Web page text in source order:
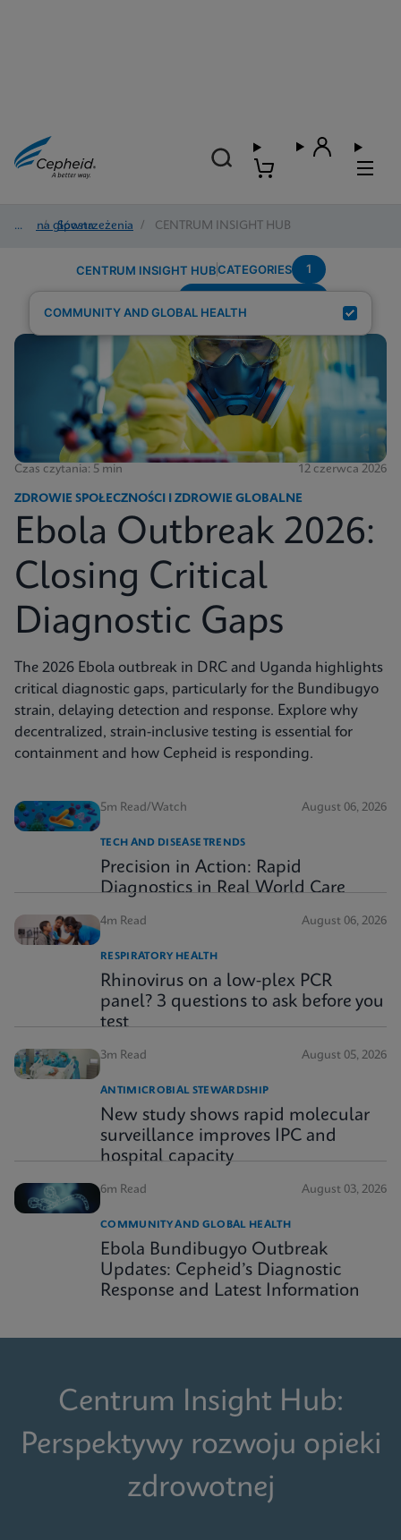
Strona główna
/ Spostrzeżenia / CENTRUM INSIGHT HUB
CENTRUM INSIGHT HUBCATEGORIES 1
COMMUNITY AND GLOBAL HEALTH
Czas czytania: 5 min 12 czerwca 2026
ZDROWIE SPOŁECZNOŚCI I ZDROWIE GLOBALNE
Ebola Outbreak 2026:
Closing Critical
Diagnostic Gaps
The 2026 Ebola outbreak in DRC and Uganda highlights
critical diagnostic gaps, particularly for the Bundibugyo
strain, delaying detection and response. Explore why
decentralized, strain-inclusive testing is essential for
containment and how Cepheid is responding.
5m Read/Watch August 06, 2026
TECH AND DISEASE TRENDS
Precision in Action: Rapid
Diagnostics in Real World Care
4m Read August 06, 2026
RESPIRATORY HEALTH
Rhinovirus on a low-plex PCR
panel? 3 questions to ask before you
test
3m Read August 05, 2026
ANTIMICROBIAL STEWARDSHIP
New study shows rapid molecular
surveillance improves IPC and
hospital capacity
6m Read August 03, 2026
COMMUNITY AND GLOBAL HEALTH
Ebola Bundibugyo Outbreak
Updates: Cepheid’s Diagnostic
Response and Latest Information
Centrum Insight Hub:
Perspektywy rozwoju opieki
zdrowotnej